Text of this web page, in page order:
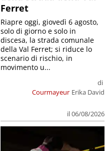
Ferret
Courmayeur
di
Erika David
il 06/08/2026
Riapre oggi, giovedì 6 agosto,
solo di giorno e solo in
discesa, la strada comunale
della Val Ferret; si riduce lo
scenario di rischio, in
movimento u...